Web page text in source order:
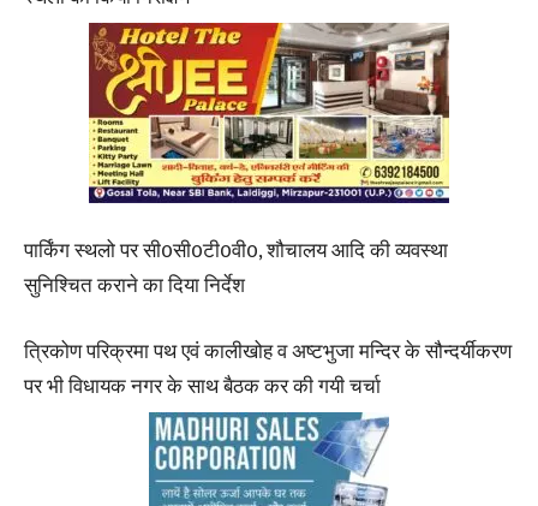
पार्किंग स्थलो पर सी0सी0टी0वी0, शौचालय आदि की व्यवस्था
सुनिश्चित कराने का दिया निर्देश
त्रिकोण परिक्रमा पथ एवं कालीखोह व अष्टभुजा मन्दिर के सौन्दर्यीकरण
पर भी विधायक नगर के साथ बैठक कर की गयी चर्चा